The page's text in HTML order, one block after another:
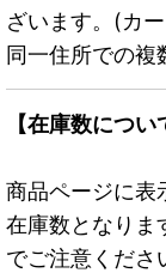
ざいます。(カ
同一住所での複
【在庫数につい
商品ページに表
在庫数となりま
でご注意くださ